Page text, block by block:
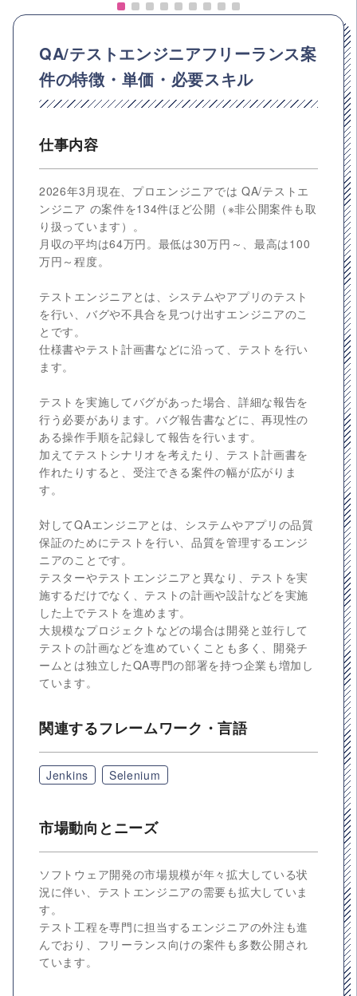
QA/テストエンジニアフリーランス案
件の特徴・単価・必要スキル
仕事内容
2026年3月現在、プロエンジニアでは QA/テストエ
ンジニア の案件を134件ほど公開（※非公開案件も取
り扱っています）。
月収の平均は64万円。最低は30万円～、最高は100
万円～程度。
テストエンジニアとは、システムやアプリのテスト
を行い、バグや不具合を見つけ出すエンジニアのこ
とです。
仕様書やテスト計画書などに沿って、テストを行い
ます。
テストを実施してバグがあった場合、詳細な報告を
行う必要があります。バグ報告書などに、再現性の
ある操作手順を記録して報告を行います。
加えてテストシナリオを考えたり、テスト計画書を
作れたりすると、受注できる案件の幅が広がりま
す。
対してQAエンジニアとは、システムやアプリの品質
保証のためにテストを行い、品質を管理するエンジ
ニアのことです。
テスターやテストエンジニアと異なり、テストを実
施するだけでなく、テストの計画や設計などを実施
した上でテストを進めます。
大規模なプロジェクトなどの場合は開発と並行して
テストの計画などを進めていくことも多く、開発チ
ームとは独立したQA専門の部署を持つ企業も増加し
ています。
関連するフレームワーク・言語
Jenkins Selenium
市場動向とニーズ
ソフトウェア開発の市場規模が年々拡大している状
況に伴い、テストエンジニアの需要も拡大していま
す。
テスト工程を専門に担当するエンジニアの外注も進
んでおり、フリーランス向けの案件も多数公開され
ています。